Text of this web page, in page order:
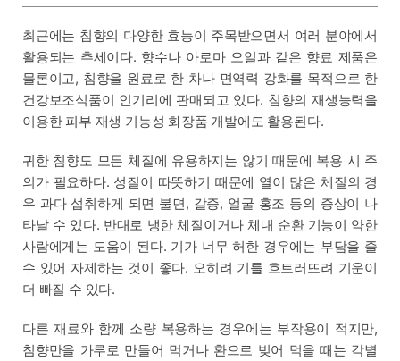
최근에는 침향의 다양한 효능이 주목받으면서 여러 분야에서
활용되는 추세이다. 향수나 아로마 오일과 같은 향료 제품은
물론이고, 침향을 원료로 한 차나 면역력 강화를 목적으로 한
건강보조식품이 인기리에 판매되고 있다. 침향의 재생능력을
이용한 피부 재생 기능성 화장품 개발에도 활용된다.
귀한 침향도 모든 체질에 유용하지는 않기 때문에 복용 시 주
의가 필요하다. 성질이 따뜻하기 때문에 열이 많은 체질의 경
우 과다 섭취하게 되면 불면, 갈증, 얼굴 홍조 등의 증상이 나
타날 수 있다. 반대로 냉한 체질이거나 체내 순환 기능이 약한
사람에게는 도움이 된다. 기가 너무 허한 경우에는 부담을 줄
수 있어 자제하는 것이 좋다. 오히려 기를 흐트러뜨려 기운이
더 빠질 수 있다.
다른 재료와 함께 소량 복용하는 경우에는 부작용이 적지만,
침향만을 가루로 만들어 먹거나 환으로 빚어 먹을 때는 각별